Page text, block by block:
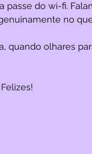
passe do wi-fi.
no
quando olhares